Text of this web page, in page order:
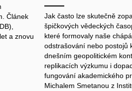
Článek
a znovu
Jak často lze skutečně
špičkových vědeckých
které formovaly naše
odstrašování nebo postojů
dnešním geopolitickém
replikacích výzkumu i
fungování akademického
Michalem Smetanou z